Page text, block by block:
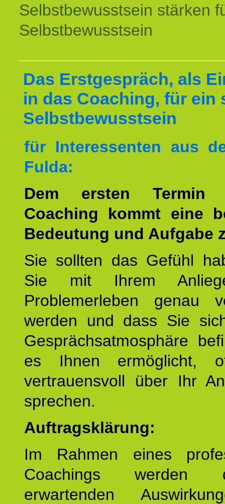
Selbstbewusstsein stärken
Selbstbewusstsein
Das Erstgespräch, als
in das Coaching, für ein
Selbstbewusstsein
für Interessenten aus
Fulda:
Dem ersten
Coaching kommt eine
Bedeutung und Aufgabe
Sie sollten das Gefühl
Sie mit Ihrem
Problemerleben genau
werden und dass Sie
Gesprächsatmosphäre
es Ihnen ermöglicht,
vertrauensvoll über Ihr
sprechen.
Auftragsklärung:
Im Rahmen eines
Coachings
erwartenden